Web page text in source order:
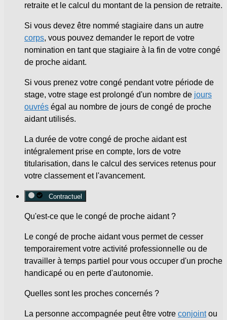
retraite et le calcul du montant de la pension de retraite.
Si vous devez être nommé stagiaire dans un autre
corps, vous pouvez demander le report de votre
nomination en tant que stagiaire à la fin de votre congé
de proche aidant.
Si vous prenez votre congé pendant votre période de
stage, votre stage est prolongé d'un nombre de jours
ouvrés égal au nombre de jours de congé de proche
aidant utilisés.
La durée de votre congé de proche aidant est
intégralement prise en compte, lors de votre
titularisation, dans le calcul des services retenus pour
votre classement et l'avancement.
Contractuel
Qu'est-ce que le congé de proche aidant ?
Le congé de proche aidant vous permet de cesser
temporairement votre activité professionnelle ou de
travailler à temps partiel pour vous occuper d'un proche
handicapé ou en perte d'autonomie.
Quelles sont les proches concernés ?
La personne accompagnée peut être votre conjointou